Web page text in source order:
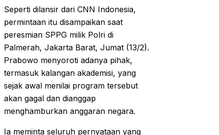
Seperti dilansir dari CNN Indonesia,
permintaan itu disampaikan saat
peresmian SPPG milik Polri di
Palmerah, Jakarta Barat, Jumat (13/2).
Prabowo menyoroti adanya pihak,
termasuk kalangan akademisi, yang
sejak awal menilai program tersebut
akan gagal dan dianggap
menghamburkan anggaran negara.
Ia meminta seluruh pernyataan yang